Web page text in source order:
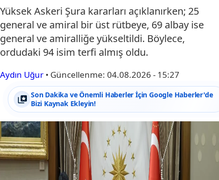
Yüksek Askeri Şura kararları açıklanırken; 25
general ve amiral bir üst rütbeye, 69 albay ise
general ve amiralliğe yükseltildi. Böylece,
ordudaki 94 isim terfi almış oldu.
Aydın Uğur • Güncellenme: 04.08.2026 - 15:27
Son Dakika ve Önemli Haberler İçin Google Haberler'de
Bizi Kaynak Ekleyin!